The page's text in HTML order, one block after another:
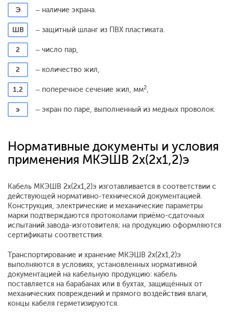
Э – наличие экрана.
ШВ – защитный шланг из ПВХ пластиката.
2 – число пар,
2 – количество жил,
1,2 – поперечное сечение жил, мм2,
э – экран по паре, выполненный из медных проволок.
Нормативные документы и условия
применения МКЭШВ 2x(2x1,2)э
Кабель МКЭШВ 2x(2x1,2)э изготавливается в соответствии с
действующей нормативно-технической документацией.
Конструкция, электрические и механические параметры
марки подтверждаются протоколами приёмо-сдаточных
испытаний завода-изготовителя; на продукцию оформляются
сертификаты соответствия.
Транспортирование и хранение МКЭШВ 2x(2x1,2)э
выполняются в условиях, установленных нормативной
документацией на кабельную продукцию: кабель
поставляется на барабанах или в бухтах, защищённых от
механических повреждений и прямого воздействия влаги,
концы кабеля герметизируются.